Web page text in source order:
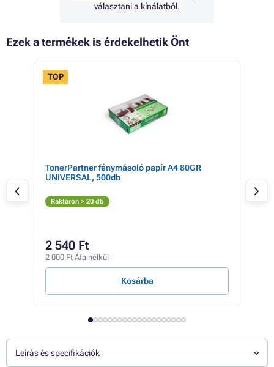
választani a kínálatból.
Ezek a termékek is érdekelhetik Önt
TOP
TonerPartner fénymásoló papír A4 80GR
UNIVERSAL, 500db
Raktáron > 20 db
2 540 Ft
2 000 Ft Áfa nélkül
Kosárba
Leírás és specifikációk